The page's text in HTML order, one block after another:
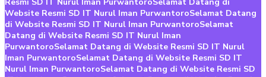
Website Resmi SD IT Nurul Iman PurwantoroSelamat Datang
di Website Resmi SD IT Nurul Iman PurwantoroSelamat
Datang di Website Resmi SD IT Nurul Iman
PurwantoroSelamat Datang di Website Resmi SD IT Nurul
Iman PurwantoroSelamat Datang di Website Resmi SD IT
Nurul Iman PurwantoroSelamat Datang di Website Resmi SD